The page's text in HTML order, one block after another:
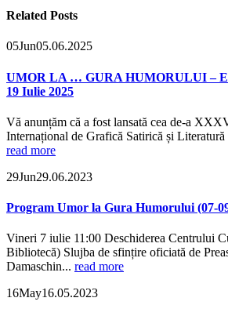
Related Posts
05Jun05.06.2025
UMOR LA … GURA HUMORULUI –
19 Iulie 2025
Vă anunțăm că a fost lansată cea de-a
Internațional de Grafică Satirică și
read more
29Jun29.06.2023
Program Umor la Gura Humorului (07-
Vineri 7 iulie 11:00 Deschiderea Centrului
Bibliotecă) Slujba de sfințire oficiată de
Damaschin... read more
16May16.05.2023